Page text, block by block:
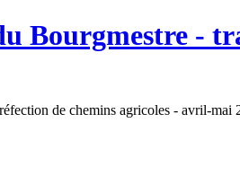
Bourgmestre -
de chemins agricoles - avril-mai